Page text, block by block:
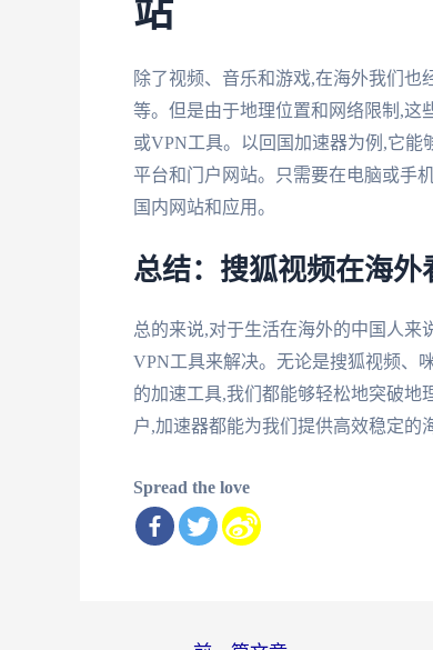
站
除了视频、音乐和游戏,在海外我们也
等。但是由于地理位置和网络限制,这
或VPN工具。以回国加速器为例,它
平台和门户网站。只需要在电脑或手
国内网站和应用。
总结：搜狐视频在海外
总的来说,对于生活在海外的中国人来
VPN工具来解决。无论是搜狐视频、
的加速工具,我们都能够轻松地突破地
户,加速器都能为我们提供高效稳定的
Spread the love